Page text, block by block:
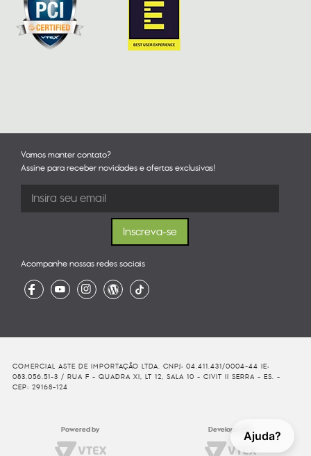
Ajuda?
Vamos manter contato?
Assine para receber novidades e ofertas exclusivas!
Acompanhe nossas redes sociais
COMERCIAL ASTE DE IMPORTAÇÃO LTDA. CNPJ: 04.411.431/0004-44 IE:
083.056.51-3 / RUA F - QUADRA XI, LT 12, SALA 10 - CIVIT II SERRA - ES. -
CEP: 29168-124
Powered by Developed By